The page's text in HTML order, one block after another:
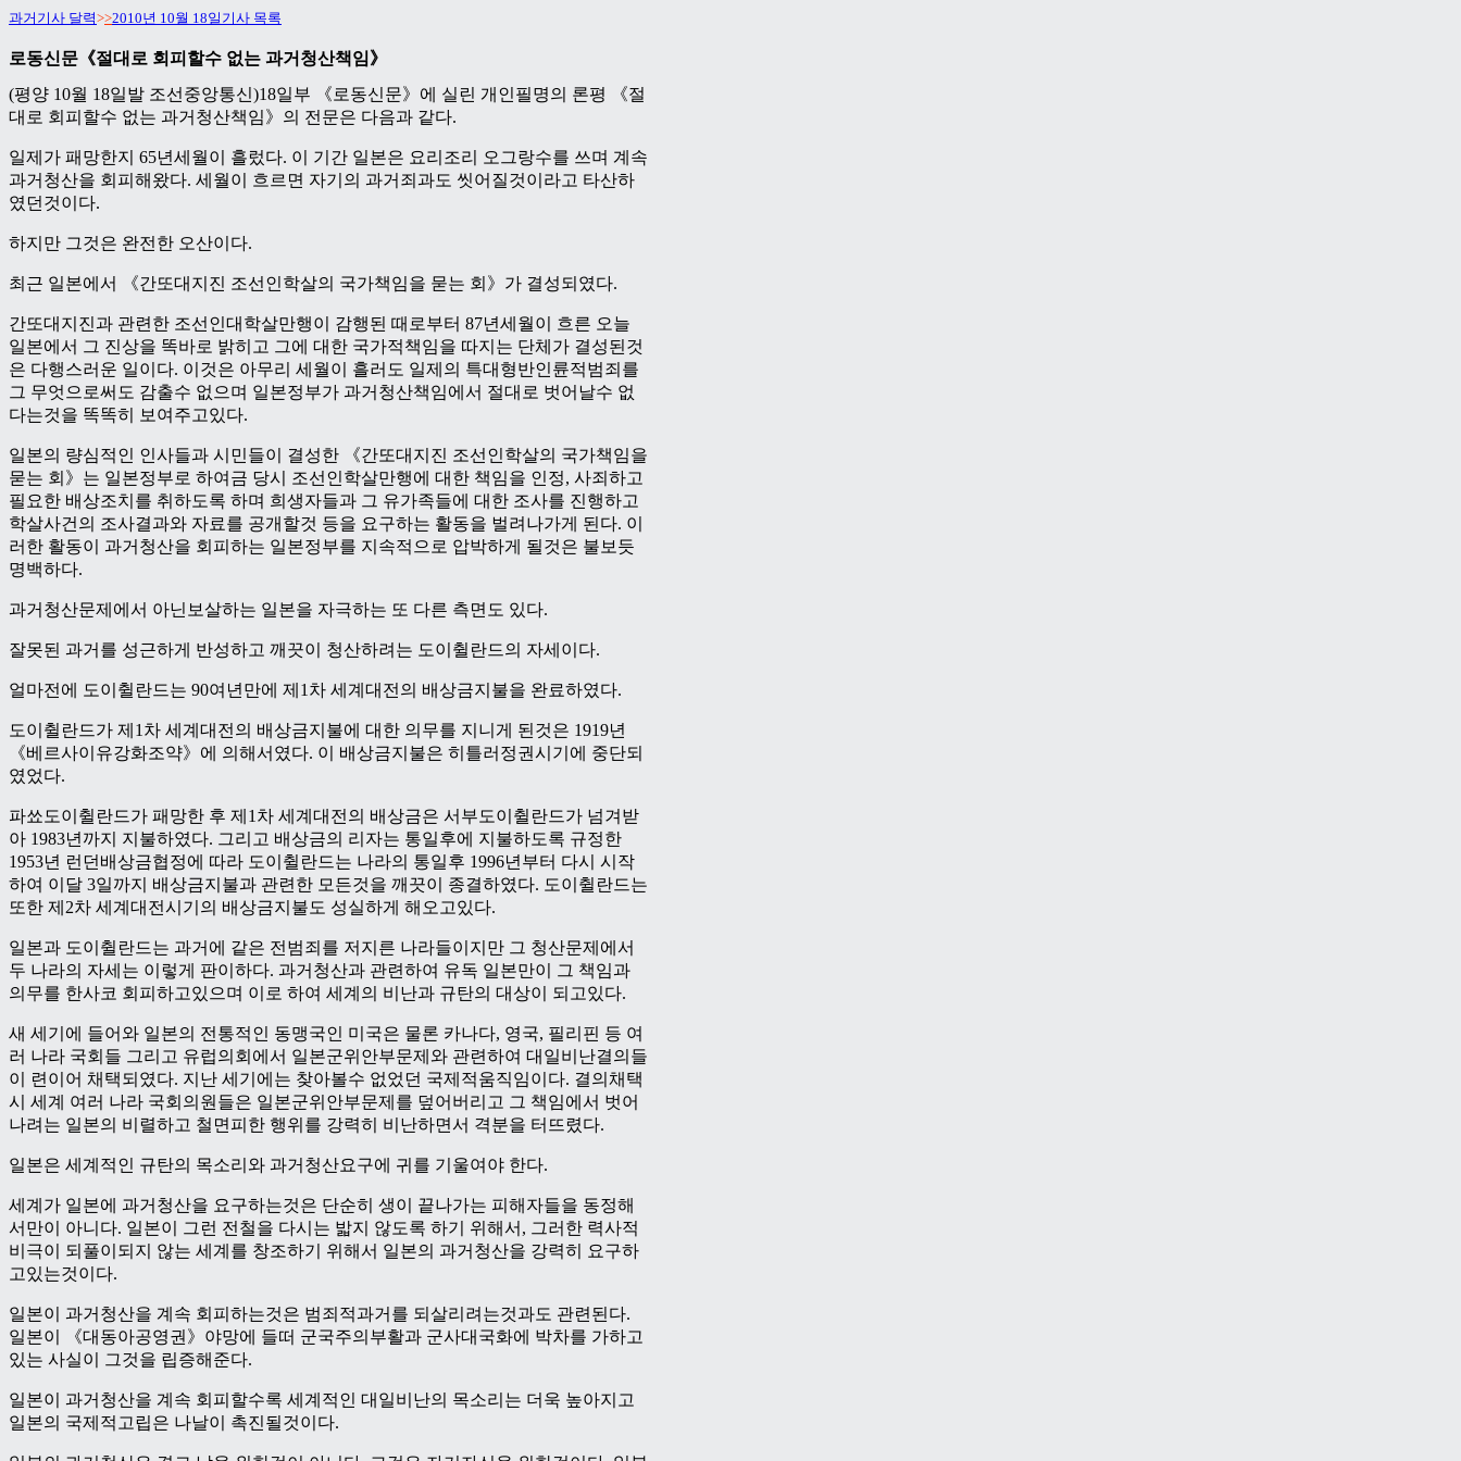
과거기사 달력>>2010년 10월 18일기사 목록
로동신문《절대로 회피할수 없는 과거청산책임》
(평양 10월 18일발 조선중앙통신)18일부 《로동신문》에 실린 개인필명의 론평 《절
대로 회피할수 없는 과거청산책임》의 전문은 다음과 같다.
일제가 패망한지 65년세월이 흘렀다. 이 기간 일본은 요리조리 오그랑수를 쓰며 계속
과거청산을 회피해왔다. 세월이 흐르면 자기의 과거죄과도 씻어질것이라고 타산하
였던것이다.
하지만 그것은 완전한 오산이다.
최근 일본에서 《간또대지진 조선인학살의 국가책임을 묻는 회》가 결성되였다.
간또대지진과 관련한 조선인대학살만행이 감행된 때로부터 87년세월이 흐른 오늘
일본에서 그 진상을 똑바로 밝히고 그에 대한 국가적책임을 따지는 단체가 결성된것
은 다행스러운 일이다. 이것은 아무리 세월이 흘러도 일제의 특대형반인륜적범죄를
그 무엇으로써도 감출수 없으며 일본정부가 과거청산책임에서 절대로 벗어날수 없
다는것을 똑똑히 보여주고있다.
일본의 량심적인 인사들과 시민들이 결성한 《간또대지진 조선인학살의 국가책임을
묻는 회》는 일본정부로 하여금 당시 조선인학살만행에 대한 책임을 인정, 사죄하고
필요한 배상조치를 취하도록 하며 희생자들과 그 유가족들에 대한 조사를 진행하고
학살사건의 조사결과와 자료를 공개할것 등을 요구하는 활동을 벌려나가게 된다. 이
러한 활동이 과거청산을 회피하는 일본정부를 지속적으로 압박하게 될것은 불보듯
명백하다.
과거청산문제에서 아닌보살하는 일본을 자극하는 또 다른 측면도 있다.
잘못된 과거를 성근하게 반성하고 깨끗이 청산하려는 도이췰란드의 자세이다.
얼마전에 도이췰란드는 90여년만에 제1차 세계대전의 배상금지불을 완료하였다.
도이췰란드가 제1차 세계대전의 배상금지불에 대한 의무를 지니게 된것은 1919년
《베르사이유강화조약》에 의해서였다. 이 배상금지불은 히틀러정권시기에 중단되
였었다.
파쑈도이췰란드가 패망한 후 제1차 세계대전의 배상금은 서부도이췰란드가 넘겨받
아 1983년까지 지불하였다. 그리고 배상금의 리자는 통일후에 지불하도록 규정한
1953년 런던배상금협정에 따라 도이췰란드는 나라의 통일후 1996년부터 다시 시작
하여 이달 3일까지 배상금지불과 관련한 모든것을 깨끗이 종결하였다. 도이췰란드는
또한 제2차 세계대전시기의 배상금지불도 성실하게 해오고있다.
일본과 도이췰란드는 과거에 같은 전범죄를 저지른 나라들이지만 그 청산문제에서
두 나라의 자세는 이렇게 판이하다. 과거청산과 관련하여 유독 일본만이 그 책임과
의무를 한사코 회피하고있으며 이로 하여 세계의 비난과 규탄의 대상이 되고있다.
새 세기에 들어와 일본의 전통적인 동맹국인 미국은 물론 카나다, 영국, 필리핀 등 여
러 나라 국회들 그리고 유럽의회에서 일본군위안부문제와 관련하여 대일비난결의들
이 련이어 채택되였다. 지난 세기에는 찾아볼수 없었던 국제적움직임이다. 결의채택
시 세계 여러 나라 국회의원들은 일본군위안부문제를 덮어버리고 그 책임에서 벗어
나려는 일본의 비렬하고 철면피한 행위를 강력히 비난하면서 격분을 터뜨렸다.
일본은 세계적인 규탄의 목소리와 과거청산요구에 귀를 기울여야 한다.
세계가 일본에 과거청산을 요구하는것은 단순히 생이 끝나가는 피해자들을 동정해
서만이 아니다. 일본이 그런 전철을 다시는 밟지 않도록 하기 위해서, 그러한 력사적
비극이 되풀이되지 않는 세계를 창조하기 위해서 일본의 과거청산을 강력히 요구하
고있는것이다.
일본이 과거청산을 계속 회피하는것은 범죄적과거를 되살리려는것과도 관련된다.
일본이 《대동아공영권》야망에 들떠 군국주의부활과 군사대국화에 박차를 가하고
있는 사실이 그것을 립증해준다.
일본이 과거청산을 계속 회피할수록 세계적인 대일비난의 목소리는 더욱 높아지고
일본의 국제적고립은 나날이 촉진될것이다.